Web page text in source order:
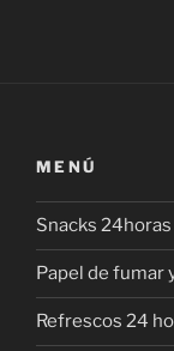
MENÚ
Snacks 24horas
Papel de fumar
Refrescos 24